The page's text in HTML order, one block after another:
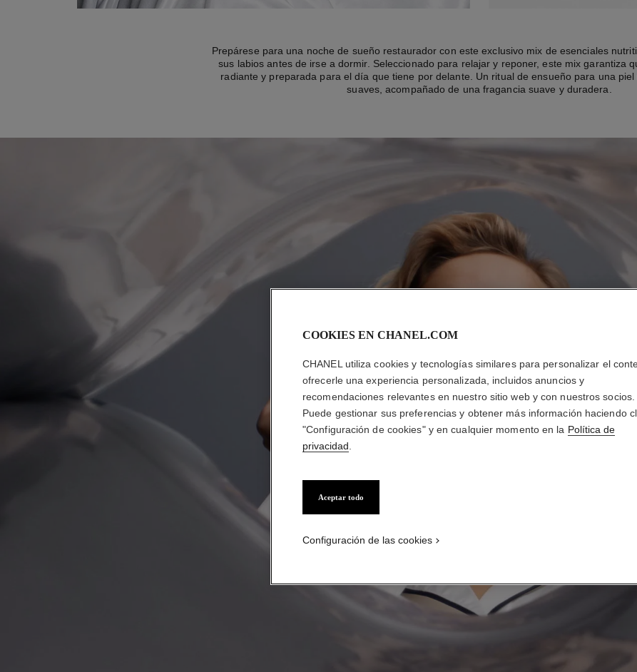
Prepárese para una noche de sueño restaurador con este exclusivo mix de esenciales
sus labios antes de irse a dormir. Seleccionado para relajar y reponer, este mix garantiza
radiante y preparada para el día que tiene por delante. Un ritual de ensueño para una
suaves, acompañado de una fragancia suave y duradera.
COOKIES EN CHANEL.COM
CHANEL utiliza cookies y tecnologías similares para personalizar el
ofrecerle una experiencia personalizada, incluidos anuncios y
recomendaciones relevantes en nuestro sitio web y con nuestros socios.
Puede gestionar sus preferencias y obtener más información haciendo
"Configuración de cookies" y en cualquier momento en la Política de
privacidad
Aceptar todo
Configuración de las cookies